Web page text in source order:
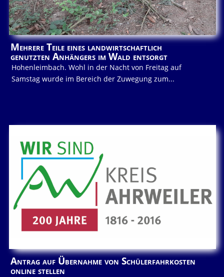
Mehrere Teile eines landwirtschaftlich
genutzten Anhängers im Wald entsorgt
Hohenleimbach. Wohl in der Nacht von Freitag auf
Samstag wurde im Bereich der Zuwegung zum...
Antrag auf Übernahme von Schülerfahrkosten
online stellen